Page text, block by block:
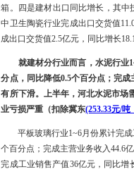
箱。四是建材出口同比增长，其中
中卫生陶瓷行业完成出口交货值
成出口交货值2.5亿元，同比增长
就建材分行业而言，水泥行业
分点，同比降低0.5个百分点；完
有所下滑。上半年，河北水泥市场
业亏损严重（扣除冀东(253.33元/吨
平板玻璃行业1~6月份累计完成
个百分点；完成主营业务收入44.6
完成工业销售产值36亿元，同比增